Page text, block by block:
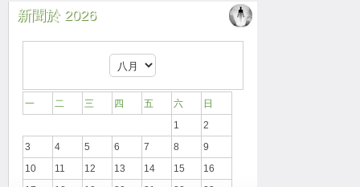
新聞於 2026
一 二 三 四 五 六
日
1
2
3
4 5 6 7 8
9
10
11 12 13 14 15
16